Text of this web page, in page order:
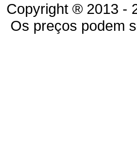
Copyright ® 2013 -
Os preços podem